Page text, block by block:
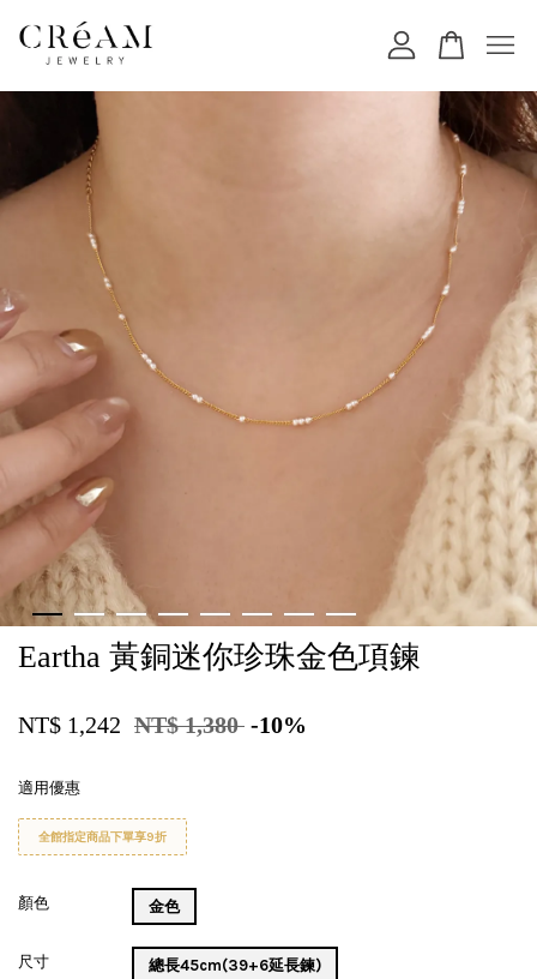
Eartha 黃銅迷你珍珠金色項鍊
NT$ 1,242 NT$ 1,380 -10%
適用優惠
全館指定商品下單享9折
顏色 金色
尺寸 總長45cm(39+6延長鍊)
您的購物車目前還是空的。